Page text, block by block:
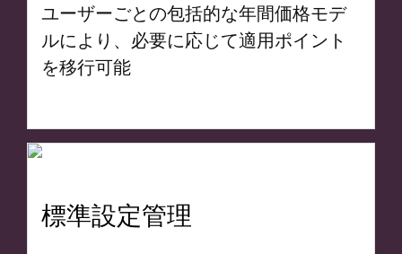
ユーザーごとの包括的な年間価格モデ
ルにより、必要に応じて適用ポイント
を移行可能
標準設定管理